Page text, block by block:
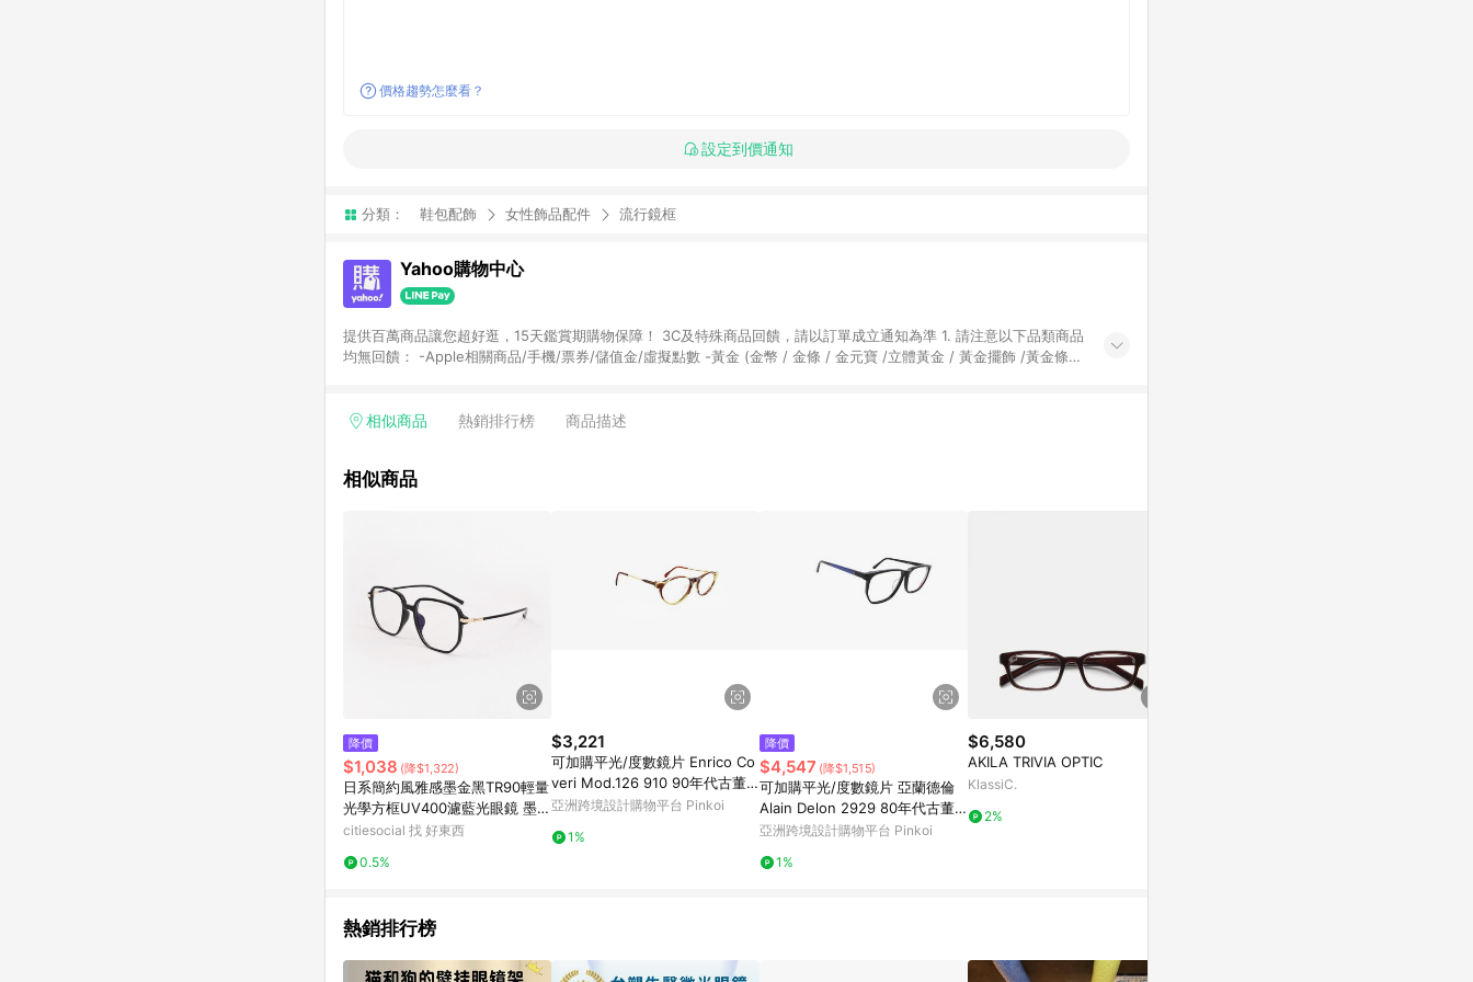
價格趨勢怎麼看？
設定到價通知
分類： 鞋包配飾 女性飾品配件 流行鏡框
Yahoo購物中心
提供百萬商品讓您超好逛，15天鑑賞期購物保障！ 3C及特殊商品回饋，請以訂單成立通知為準 1. 請注意以下品類商品
均無回饋： -Apple相關商品/手機/票券/儲值金/虛擬點數 -黃金 (金幣 / 金條 / 金元寶 /立體黃金 / 黃金擺飾 /黃金條
Yahoo超贈點回饋者 - 購物中心商店之商品：商品賣場中有標示「商店」及顯示商店名稱者(指定活動店家除外) 3. 訂
相似商品 熱銷排行榜 商品描述
相似商品
降價
$1,038 (降$1,322)
日系簡約風雅感墨金黑TR90輕量
光學方框UV400濾藍光眼鏡 墨金
黑
citiesocial 找 好東西
0.5%
$3,221
可加購平光/度數鏡片 Enrico Co
veri Mod.126 910 90年代古董
眼鏡
亞洲跨境設計購物平台 Pinkoi
1%
降價
$4,547 (降$1,515)
可加購平光/度數鏡片 亞蘭德倫
Alain Delon 2929 80年代古董
眼鏡
亞洲跨境設計購物平台 Pinkoi
1%
$6,580
AKILA TRIVIA OPTIC
KlassiC.
2%
熱銷排行榜